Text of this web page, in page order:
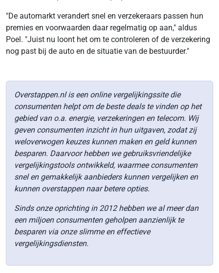
"De automarkt verandert snel en verzekeraars passen hun
premies en voorwaarden daar regelmatig op aan," aldus
Poel. "Juist nu loont het om te controleren of de verzekering
nog past bij de auto en de situatie van de bestuurder."
Overstappen.nl is een online vergelijkingssite die
consumenten helpt om de beste deals te vinden op het
gebied van o.a. energie, verzekeringen en telecom. Wij
geven consumenten inzicht in hun uitgaven, zodat zij
weloverwogen keuzes kunnen maken en geld kunnen
besparen. Daarvoor hebben we gebruiksvriendelijke
vergelijkingstools ontwikkeld, waarmee consumenten
snel en gemakkelijk aanbieders kunnen vergelijken en
kunnen overstappen naar betere opties.
Sinds onze oprichting in 2012 hebben we al meer dan
een miljoen consumenten geholpen aanzienlijk te
besparen via onze slimme en effectieve
vergelijkingsdiensten.